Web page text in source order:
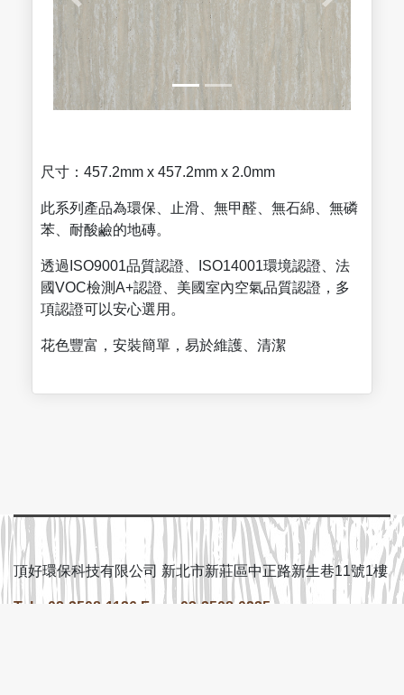
尺寸：457.2mm x 457.2mm x 2.0mm
此系列產品為環保、止滑、無甲醛、無石綿、無磷
苯、耐酸鹼的地磚。
透過ISO9001品質認證、ISO14001環境認證、法
國VOC檢測A+認證、美國室內空氣品質認證，多
項認證可以安心選用。
花色豐富，安裝簡單，易於維護、清潔
頂好環保科技有限公司 新北市新莊區中正路新生巷11號1樓
Tel：02-2508-1126 Fax：02-2508-0235